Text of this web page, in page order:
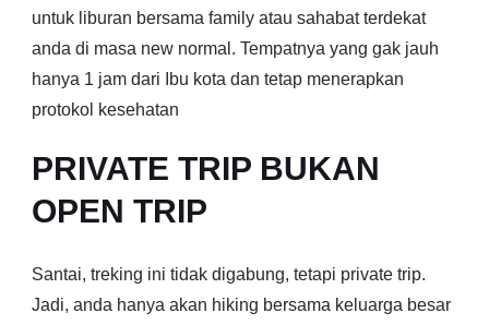
untuk liburan bersama family atau sahabat terdekat
anda di masa new normal. Tempatnya yang gak jauh
hanya 1 jam dari Ibu kota dan tetap menerapkan
protokol kesehatan
PRIVATE TRIP BUKAN
OPEN TRIP
Santai, treking ini tidak digabung, tetapi private trip.
Jadi, anda hanya akan hiking bersama keluarga besar